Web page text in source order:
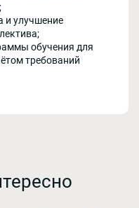
и улучшение
обучения для
требований